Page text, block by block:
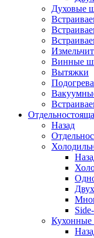
Духовые
Винные
Вытяжки
Назад
Кухонные